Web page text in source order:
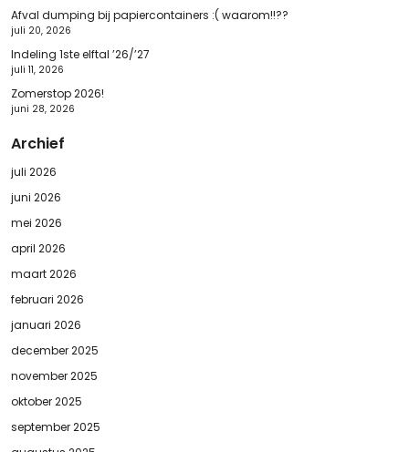
Afval dumping bij papiercontainers :( waarom!!??
juli 20, 2026
Indeling 1ste elftal ’26/’27
juli 11, 2026
Zomerstop 2026!
juni 28, 2026
Archief
juli 2026
juni 2026
mei 2026
april 2026
maart 2026
februari 2026
januari 2026
december 2025
november 2025
oktober 2025
september 2025